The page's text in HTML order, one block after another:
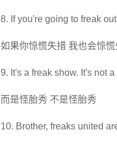
8. If you're going to freak
如果你惊慌失措 我也会惊慌
9. It's a freak show. It's not
而是怪胎秀 不是怪胎秀
10. Brother, freaks united